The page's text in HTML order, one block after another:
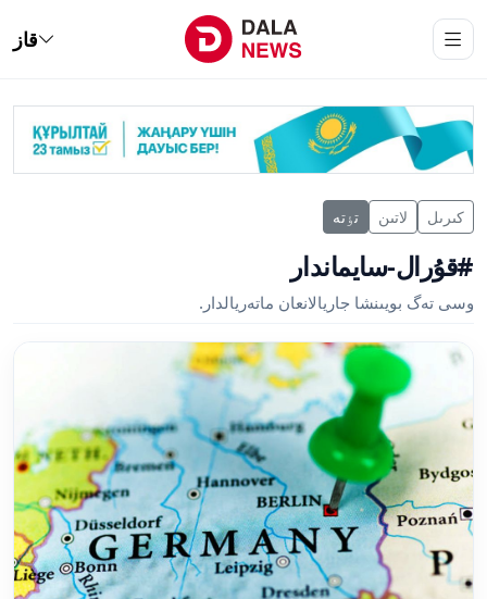
قاز
كىرىل لاتىن تٶتە
#قۇرال-سايماندار
وسى تەگ بويىنشا جاريالانعان ماتەريالدار.